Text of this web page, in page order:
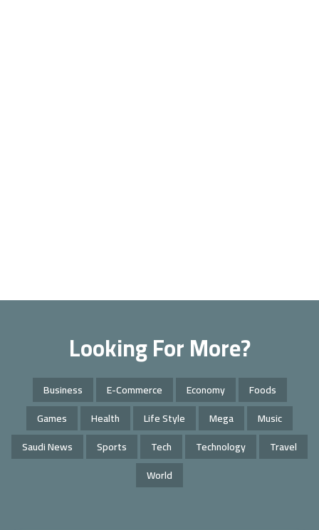
Looking For More?
Business E-Commerce Economy
Foods
Games
Health Life Style Mega
Music
Saudi News
Sports Tech Technology
Travel
World